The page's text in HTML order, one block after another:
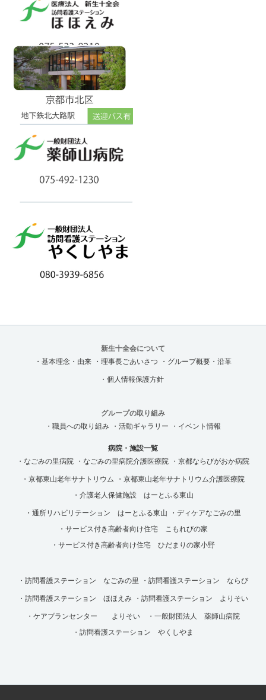
新生十全会について
・基本理念・由来
・理事長ごあいさつ ・グループ概要・沿革
・個人情報保護方針
グループの取り組み
・職員への取り組み
・活動ギャラリー ・イベント情報
病院・施設一覧
・なごみの里病院
・なごみの里病院介護医療院 ・京都ならびがおか病院
・京都東山老年サナトリウム
・京都東山老年サナトリウム介護医療院
・介護老人保健施設 はーとふる東山
・通所リハビリテーション はーとふる東山
・ディケアなごみの里
・サービス付き高齢者向け住宅 こもれびの家
・サービス付き高齢者向け住宅 ひだまりの家小野
・訪問看護ステーション なごみの里 ・訪問看護ステーション ならび
・訪問看護ステーション ほほえみ ・訪問看護ステーション よりそい
・ケアプランセンター よりそい
・一般財団法人 薬師山病院
・訪問看護ステーション やくしやま